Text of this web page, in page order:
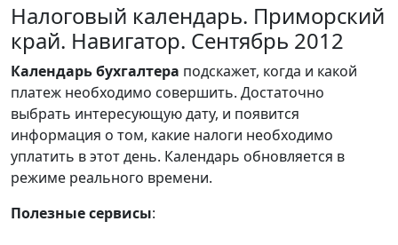
Налоговый календарь. Приморский
край. Навигатор. Сентябрь 2012
Календарьбухгалтера подскажет, когда и какой
платеж необходимо совершить. Достаточно
выбрать интересующую дату, и появится
информация о том, какие налоги необходимо
уплатить в этот день. Календарь обновляется в
режиме реального времени.
Полезные сервисы: